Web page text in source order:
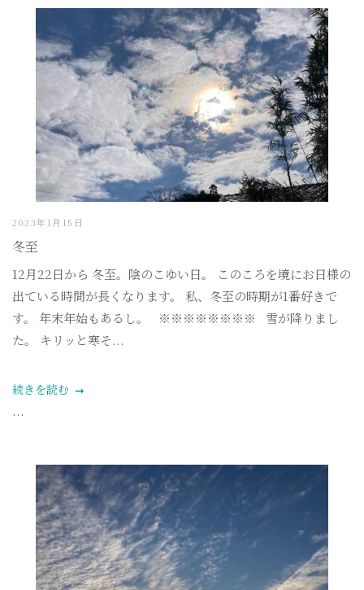
2023年1月15日
冬至
12月22日から 冬至。陰のこゆい日。 このころを境にお日様の
出ている時間が長くなります。 私、冬至の時期が1番好きで
す。 年末年始もあるし。 ※※※※※※※※ 雪が降りまし
た。 キリッと寒そ...
続きを読む
...